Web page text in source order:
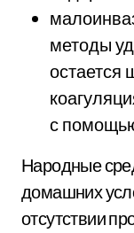
методы
остается
с
Народные
домашних
отсутствии